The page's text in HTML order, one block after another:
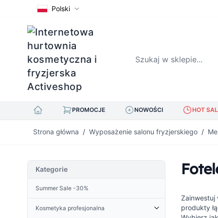
Polski
Szukaj w sklepie...
PROMOCJE NOWOŚCI HOT
Strona główna / Wyposażenie salonu fryzjerskiego /
Zainwestuj
produkty
Kategorie
Summer Sale -30%
Kosmetyka profesjonalna